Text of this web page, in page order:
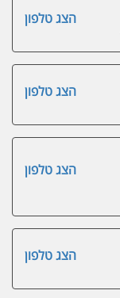
הצג טלפון
הצג טלפון
הצג טלפון
הצג טלפון